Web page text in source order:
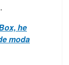
he
moda